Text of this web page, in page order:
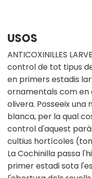
USOS
ANTICOXINILLES
control de tot tipus
en primers estadis
ornamentals com en
olivera. Posseeix
blanca, per la qual
control d'aquest
cultius hortícoles
La Cochinilla passa
primer estadi sota